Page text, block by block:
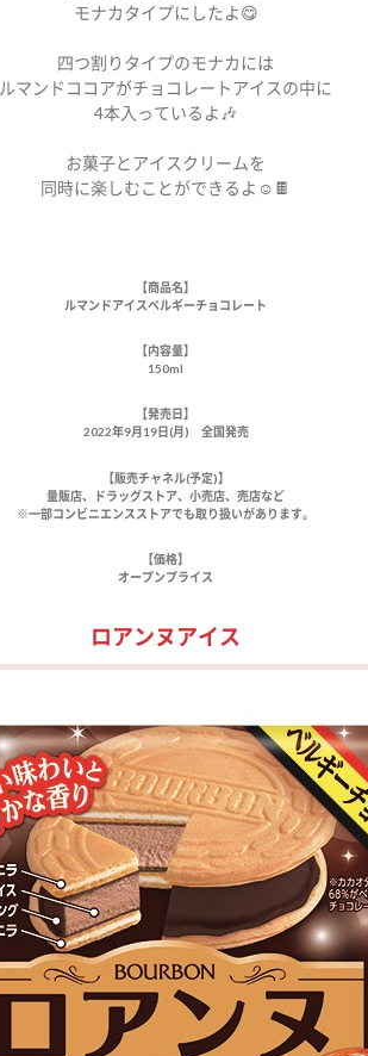
モナカタイプにしたよ😋
四つ割りタイプのモナカには
ルマンドココアがチョコレートアイスの中に
4本入っているよ🎶
お菓子とアイスクリームを
同時に楽しむことができるよ☺️🍫
【商品名】
ルマンドアイスベルギーチョコレート
【内容量】
150ml
【発売日】
2022年9月19日(月) 全国発売
【販売チャネル(予定)】
量販店、ドラッグストア、小売店、売店など
※一部コンビニエンスストアでも取り扱いがあります。
【価格】
オープンプライス
ロアンヌアイス